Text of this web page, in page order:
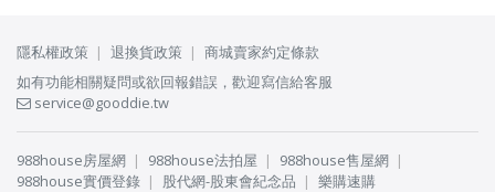
隱私權政策 退換貨政策
商城賣家約定條款
如有功能相關疑問或欲回報錯誤，歡迎寫信給客服
service@gooddie.tw
988house房屋網 988house法拍屋
988house售屋網
988house實價登錄
股代網-股東會紀念品
樂購速購